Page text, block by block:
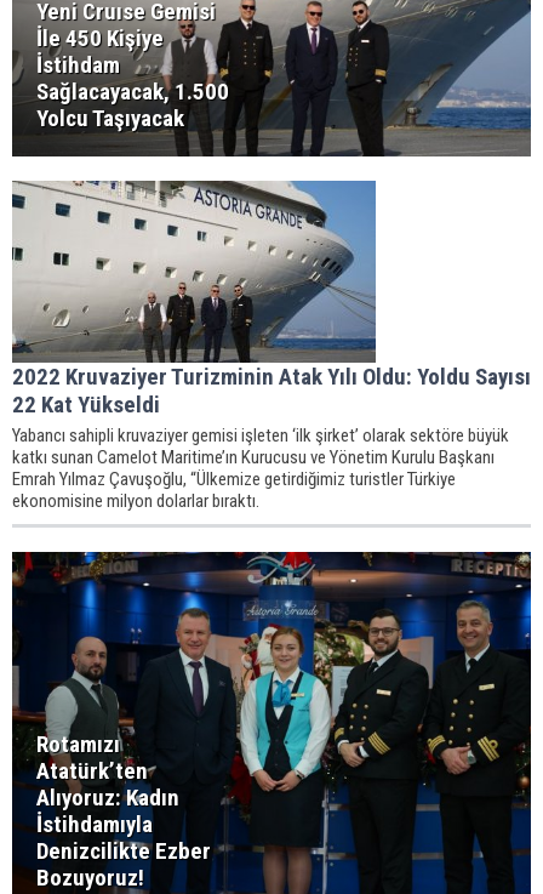
Yeni Cruıse Gemisi
İle 450 Kişiye
İstihdam
Sağlacayacak, 1.500
Yolcu Taşıyacak
2022 Kruvaziyer Turizminin Atak Yılı Oldu: Yoldu Sayısı
22 Kat Yükseldi
Yabancı sahipli kruvaziyer gemisi işleten ‘ilk şirket’ olarak sektöre büyük
katkı sunan Camelot Maritime’ın Kurucusu ve Yönetim Kurulu Başkanı
Emrah Yılmaz Çavuşoğlu, “Ülkemize getirdiğimiz turistler Türkiye
ekonomisine milyon dolarlar bıraktı.
Rotamızı
Atatürk’ten
Alıyoruz: Kadın
İstihdamıyla
Denizcilikte Ezber
Bozuyoruz!